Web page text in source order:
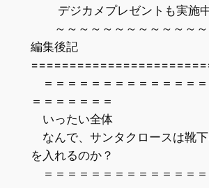
デジカメプレゼントも実施
～～～～～～～～～～～～～
編集後記
＝＝＝＝＝＝＝＝＝＝＝＝＝＝
＝＝＝＝＝＝＝
いったい全体
なんで、サンタクロースは靴下
を入れるのか？
＝＝＝＝＝＝＝＝＝＝＝＝＝＝